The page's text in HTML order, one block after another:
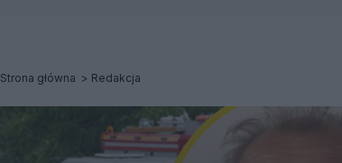
Strona główna Redakcja